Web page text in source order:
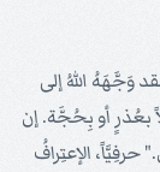
وَجَّهَهُ اللهُ إلى
بعُذرٍ أو بِحُجَّة. إن
الإعتِرافُ